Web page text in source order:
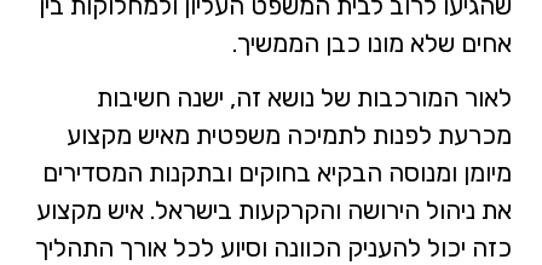
אחים שלא מונו כבן הממשיך.
לאור המורכבות של נושא זה, ישנה חשיבות
מכרעת לפנות לתמיכה משפטית מאיש מקצוע
מיומן ומנוסה הבקיא בחוקים ובתקנות המסדירים
את ניהול הירושה והקרקעות בישראל. איש מקצוע
כזה יכול להעניק הכוונה וסיוע לכל אורך התהליך